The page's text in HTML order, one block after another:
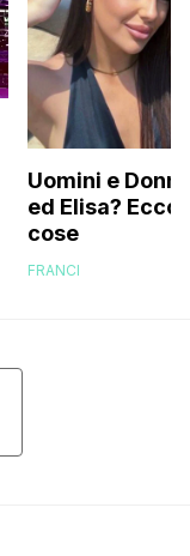
Uomini e
ed Elisa? Ecco
cose
FRANCI